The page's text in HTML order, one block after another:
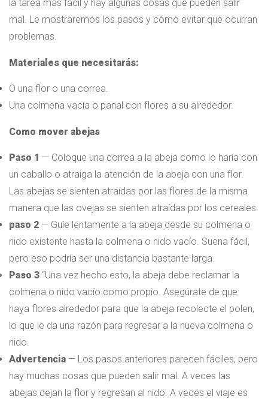
la tarea más fácil y hay algunas cosas que pueden salir
mal. Le mostraremos los pasos y cómo evitar que ocurran
problemas.
Materiales que necesitarás:
O una flor o una correa.
Una colmena vacía o panal con flores a su alrededor.
Como mover abejas
Paso 1 — Coloque una correa a la abeja como lo haría con
un caballo o atraiga la atención de la abeja con una flor.
Las abejas se sienten atraídas por las flores de la misma
manera que las ovejas se sienten atraídas por los cereales.
paso 2 — Guíe lentamente a la abeja desde su colmena o
nido existente hasta la colmena o nido vacío. Suena fácil,
pero eso podría ser una distancia bastante larga.
Paso 3 “Una vez hecho esto, la abeja debe reclamar la
colmena o nido vacío como propio. Asegúrate de que
haya flores alrededor para que la abeja recolecte el polen,
lo que le da una razón para regresar a la nueva colmena o
nido.
Advertencia — Los pasos anteriores parecen fáciles, pero
hay muchas cosas que pueden salir mal. A veces las
abejas dejan la flor y regresan al nido. A veces el viaje es